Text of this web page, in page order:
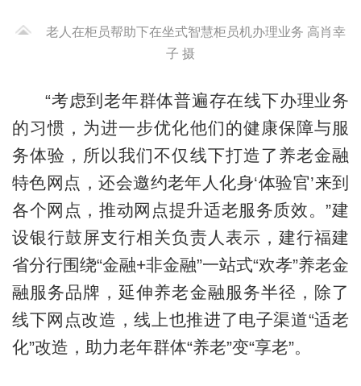
老人在柜员帮助下在坐式智慧柜员机办理业务 高肖幸
子 摄
“考虑到老年群体普遍存在线下办理业务
的习惯，为进一步优化他们的健康保障与服
务体验，所以我们不仅线下打造了养老金融
特色网点，还会邀约老年人化身‘体验官’来到
各个网点，推动网点提升适老服务质效。”建
设银行鼓屏支行相关负责人表示，建行福建
省分行围绕“金融+非金融”一站式“欢孝”养老金
融服务品牌， 延伸养老金融服务半径， 除了
线下网点改造，线上也推进了电子渠道“适老
化”改造，助力老年群体“养老”变“享老”。